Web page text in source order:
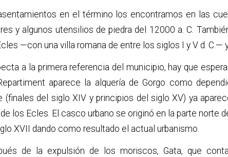
en el término los encontramos en las
y algunos utensilios de piedra del 12000 a. C.
—con una villa romana de entre los siglos I y V d. C.—
a la primera referencia del municipio, hay que
aparece la alquería de Gorgo como
(finales del siglo XIV y principios del siglo XV) ya
los Ecles. El casco urbano se originó en la parte norte
XVII dando como resultado el actual urbanismo.
de la expulsión de los moriscos, Gata, que